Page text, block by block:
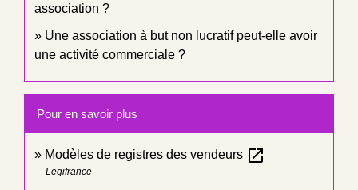
association ?
Une association à but non lucratif peut-elle avoir
une activité commerciale ?
Pour en savoir plus
Modèles de registres des vendeurs open_in_new
Legifrance